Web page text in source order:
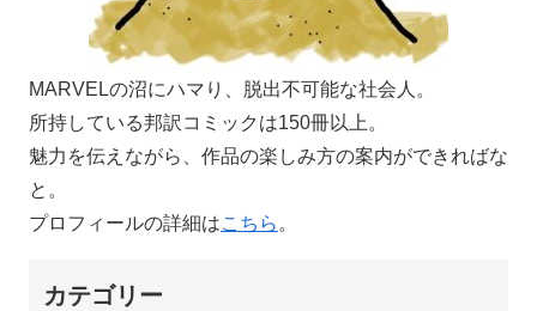
MARVELの沼にハマり、脱出不可能な社会人。
所持している邦訳コミックは150冊以上。
魅力を伝えながら、作品の楽しみ方の案内ができればな
と。
プロフィールの詳細はこちら 。
カテゴリー